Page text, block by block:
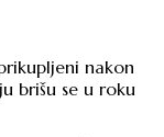
nakon
brišu se u roku